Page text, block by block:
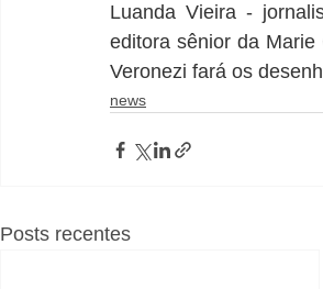
Luanda Vieira -
editora sênior da
Veronezi fará os
news
Posts recentes